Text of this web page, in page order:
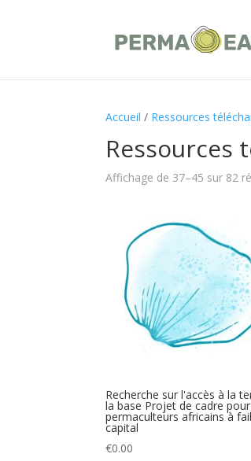
Accueil / Ressources
Ressources
Affichage de 37–45 sur 82
Recherche sur l'accès à la
la base Projet de cadre
permaculteurs africains à
capital
€0.00